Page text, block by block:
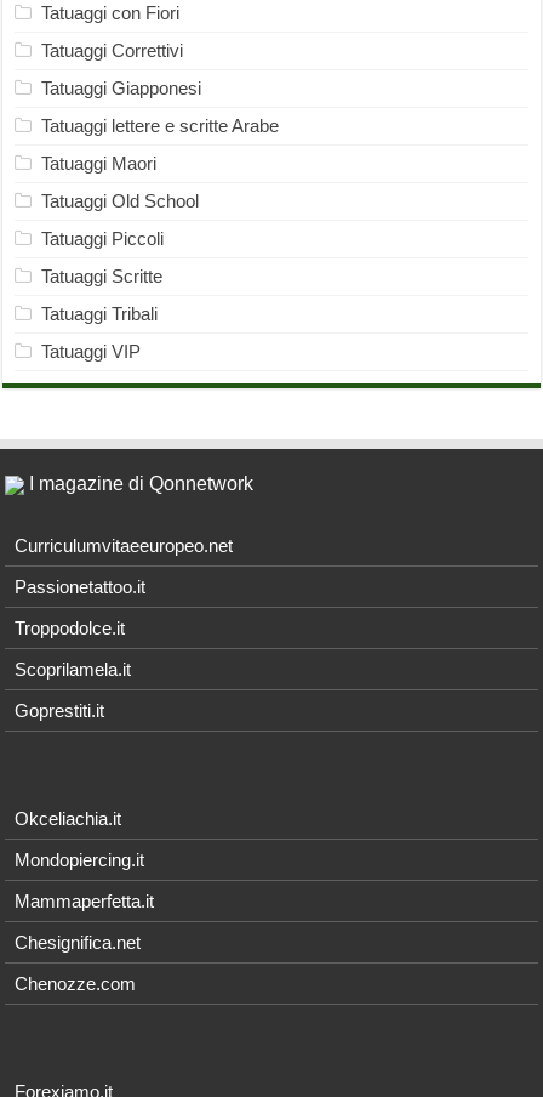
Tatuaggi con Fiori
Tatuaggi Correttivi
Tatuaggi Giapponesi
Tatuaggi lettere e scritte Arabe
Tatuaggi Maori
Tatuaggi Old School
Tatuaggi Piccoli
Tatuaggi Scritte
Tatuaggi Tribali
Tatuaggi VIP
I magazine di Qonnetwork
Curriculumvitaeeuropeo.net
Passionetattoo.it
Troppodolce.it
Scoprilamela.it
Goprestiti.it
Okceliachia.it
Mondopiercing.it
Mammaperfetta.it
Chesignifica.net
Chenozze.com
Forexiamo.it